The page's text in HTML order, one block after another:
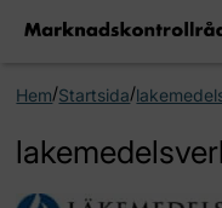
Hem/Startsida/